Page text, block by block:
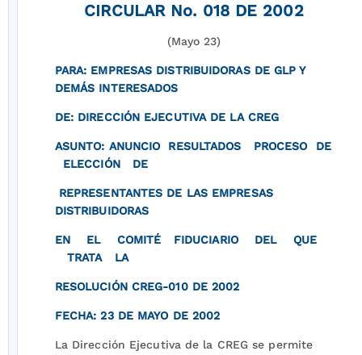
CIRCULAR No. 018 DE 2002
(Mayo 23)
PARA: EMPRESAS DISTRIBUIDORAS DE GLP Y
DEMÁS INTERESADOS
DE: DIRECCIÓN EJECUTIVA DE LA CREG
ASUNTO: ANUNCIO RESULTADOS PROCESO DE
ELECCIÓN DE
REPRESENTANTES DE LAS EMPRESAS
DISTRIBUIDORAS
EN EL COMITÉ FIDUCIARIO DEL QUE
TRATA LA
RESOLUCIÓN CREG-010 DE 2002
FECHA: 23 DE MAYO DE 2002
La Dirección Ejecutiva de la CREG se permite